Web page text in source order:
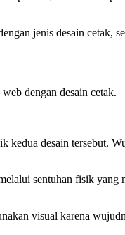
jenis desain cetak,
dengan desain cetak.
kedua desain tersebut.
sentuhan fisik
visual karena